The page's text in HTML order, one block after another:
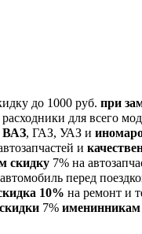
до 1000 руб. при
для всего
ВАЗ, ГАЗ, УАЗ и
и
скидку 7% на
перед
10% на ремонт и
7% именинникам